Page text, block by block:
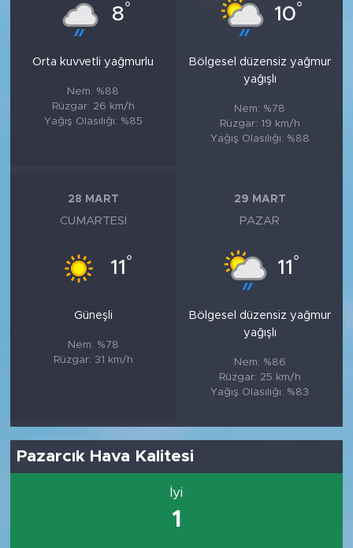
8°
Orta kuvvetli yağmurlu
Nem: %88
Rüzgar: 26 km/h
Yağış Olasılığı: %85
10°
Bölgesel düzensiz yağmur
yağışlı
Nem: %78
Rüzgar: 19 km/h
Yağış Olasılığı: %88
28 MART
CUMARTESI
11 °
Güneşli
Nem: %78
Rüzgar: 31 km/h
29 MART
PAZAR
11 °
Bölgesel düzensiz yağmur
yağışlı
Nem: %86
Rüzgar: 25 km/h
Yağış Olasılığı: %83
Pazarcık Hava Kalitesi
İyi
1